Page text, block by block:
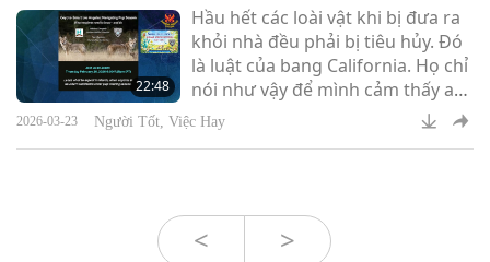
bên trong để xem – có hoạt động
không?
22:48
Hầu hết các loài vật khi bị đưa ra
khỏi nhà đều phải bị tiêu hủy. Đó
là luật của bang California. Họ chỉ
nói như vậy để mình cảm thấy an
lòng, kiểu như nghĩ: “Ồ, nó đã
được thả trên các ngọn đồi hoặc
họ sẽ giết loài vật bằng cách nào
đó.
2026-03-23 Người Tốt, Việc Hay
< >